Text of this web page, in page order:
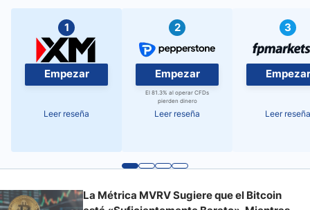
1
Empezar
Leer reseña
2
Empezar
El 81.3% al operar CFDs
pierden dinero
Leer reseña
3
Empezar
Leer reseña
La Métrica MVRV Sugiere que el Bitcoin